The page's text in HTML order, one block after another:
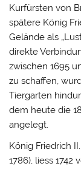
Kurfürsten von
spätere König
Gelände als
direkte
zwischen 1695
zu schaffen,
Tiergarten
dem heute die
angelegt.
König Friedrich
1786), liess